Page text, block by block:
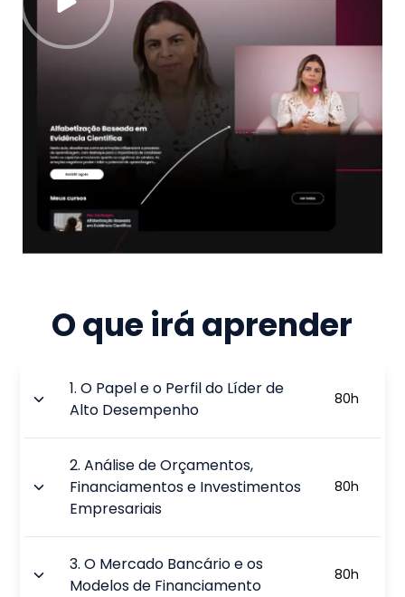
O que irá aprender
1.O Papel e o Perfil do Líder de
Alto Desempenho
80h
2.Análise de Orçamentos,
Financiamentos e Investimentos
Empresariais
80h
3.O Mercado Bancário e os
Modelos de Financiamento
80h